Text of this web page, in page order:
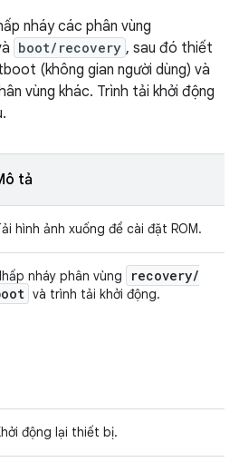
nháy các phân vùng
boot/recovery , sau đó thiết
(không gian người dùng) và
vùng khác. Trình tải khởi động
tả
hình ảnh xuống để cài đặt ROM.
nháy phân vùng recovery/
và trình tải khởi động.
động lại thiết bị.